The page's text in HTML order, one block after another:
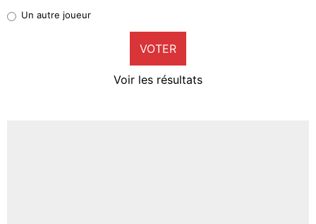
9%
Un autre joueur
VOTER
Voir les résultats